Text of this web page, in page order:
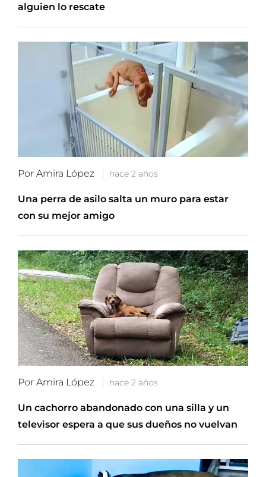
alguien lo rescate
Por Amira López hace 2 años
Una perra de asilo salta un muro para estar
con su mejor amigo
Por Amira López hace 2 años
Un cachorro abandonado con una silla y un
televisor espera a que sus dueños no vuelvan